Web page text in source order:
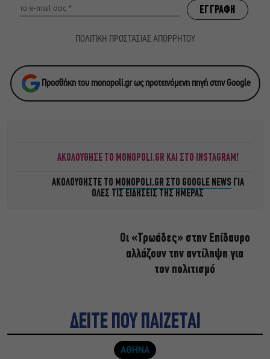
ΠΟΛΙΤΙΚΗ ΠΡΟΣΤΑΣΙΑΣ ΑΠΟΡΡΗΤΟΥ
Προσθήκη του monopoli.gr ως προτεινόμενη πηγή στην Google
ΑΚΟΛΟΥΘΗΣΕ ΤΟ MONOPOLI.GR ΚΑΙ ΣΤΟ INSTAGRAM!
ΑΚΟΛΟΥΘΗΣΤΕ ΤΟ MONOPOLI.GR ΣΤΟ GOOGLE NEWS ΓΙΑ
ΟΛΕΣ ΤΙΣ ΕΙΔΗΣΕΙΣ ΤΗΣ ΗΜΕΡΑΣ
Οι «Τρωάδες» στην Επίδαυρο
αλλάζουν την αντίληψη για
τον πολιτισμό
ΔΕΙΤΕ ΠΟΥ ΠΑΙΖΕΤΑΙ
ΑΘΗΝΑ